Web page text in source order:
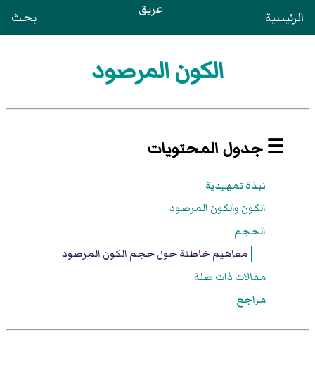
الرئيسية عريق بحث
الكون المرصود
☰ جدول المحتويات
نبذة تمهيدية
الكون والكون المرصود
الحجم
مفاهيم خاطئة حول حجم الكون المرصود
مقالات ذات صلة
مراجع